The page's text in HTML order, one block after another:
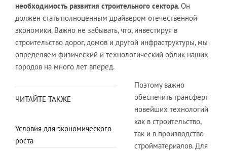
необходимость развития строительного сектора. Он
должен стать полноценным драйвером отечественной
экономики. Важно не забывать, что, инвестируя в
строительство дорог, домов и другой инфраструктуры, мы
определяем физический и технологический облик наших
городов на много лет вперед.
ЧИТАЙТЕ ТАКЖЕ
Условия для экономического
роста
Поэтому важно
обеспечить трансферт
новейших технологий
как в строительство,
так и в производство
стройматериалов. Для